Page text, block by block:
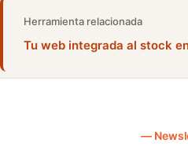
Herramienta relacionada
Tu web integrada al stock